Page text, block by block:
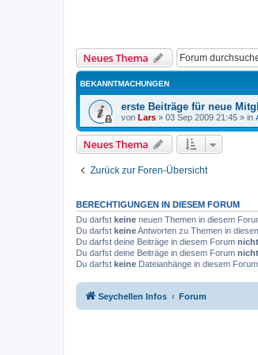
Neues Thema
BEKANNTMACHUNGEN
erste Beiträge für neue
von Lars » 03 Sep 2009 21:45 » in
Neues Thema
Zurück zur Foren-Übersicht
BERECHTIGUNGEN IN DIESEM FORUM
Du darfst keine neuen Themen in diesem
Du darfst keineAntworten zu Themen in
Du darfst deine Beiträge in diesem Forum nicht
Du darfst deine Beiträge in diesem Forum nicht
Du darfst keine Dateianhänge in diesem
Seychellen Infos Forum